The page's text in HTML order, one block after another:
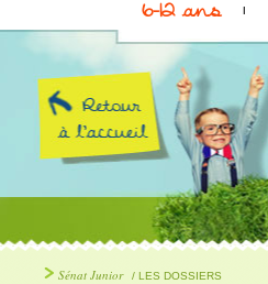
6-12 ans
Sénat Junior / LES DOSSIERS